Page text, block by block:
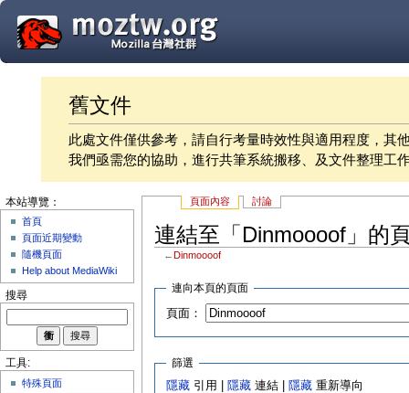
舊文件
此處文件僅供參考，請自行考量時效性與適用程度，其
我們亟需您的協助，進行共筆系統搬移、及文件整理工
頁面內容 討論
連結至「Dinmoooof」的
← Dinmoooof
連向本頁的頁面
頁面：
篩選
隱藏 引用 | 隱藏 連結 | 隱藏 重新導向
本站導覽：
首頁
頁面近期變動
隨機頁面
Help about MediaWiki
搜尋
工具:
特殊頁面